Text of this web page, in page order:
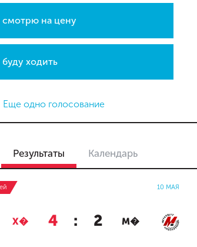
смотрю на цену
буду ходить
Еще одно голосование
Результаты Календарь
10 МАЯ
Х� 4 : 2 М�